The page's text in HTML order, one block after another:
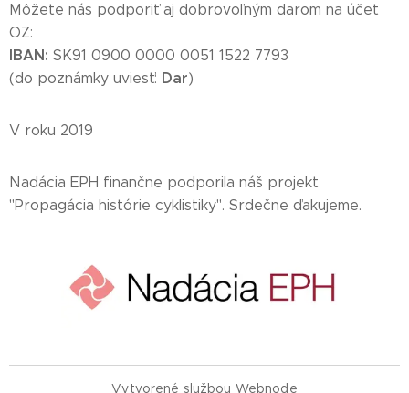
Môžete nás podporiť aj dobrovoľným darom na účet
OZ:
IBAN: SK91 0900 0000 0051 1522 7793
(do poznámky uviesť: Dar)
V roku 2019
Nadácia EPH finančne podporila náš projekt
"Propagácia histórie cyklistiky". Srdečne ďakujeme.
Vytvorené službou Webnode